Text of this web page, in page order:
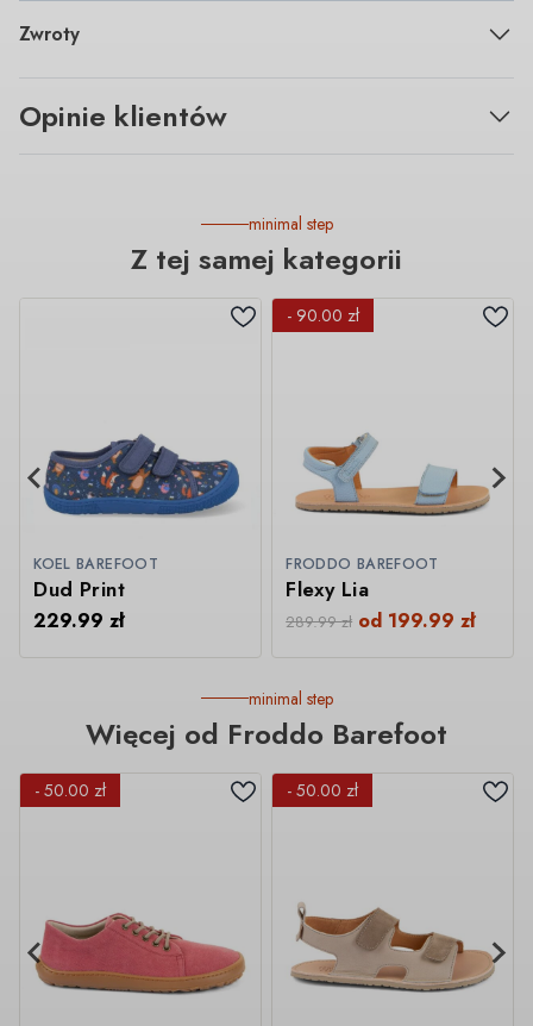
Zwroty
Opinie klientów
minimal step
Z tej samej kategorii
KOEL BAREFOOT
Dud Print
229.99zł
- 90.00 zł
FRODDO BAREFOOT
Flexy Lia
289.99zł od 199.99zł
minimal step
Więcej od Froddo Barefoot
- 50.00 zł - 50.00 zł